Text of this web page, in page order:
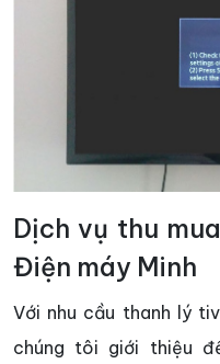
Dịch vụ thu
Điện máy Minh
Với nhu cầu thanh lý
chúng tôi giới thiệu